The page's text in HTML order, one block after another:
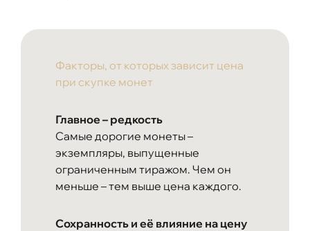
Факторы, от которых зависит цена
при скупке монет
Главное – редкость
Самые дорогие монеты –
экземпляры, выпущенные
ограниченным тиражом. Чем он
меньше – тем выше цена каждого.
Сохранность и её влияние на цену